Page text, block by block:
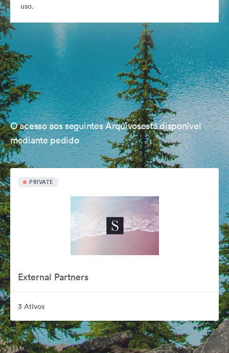
uso.
O acesso aos seguintes Arquivosestá disponível
mediante pedido
PRIVATE
External Partners
3 Ativos